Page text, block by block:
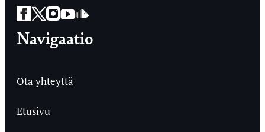
Facebook
Twitter
Instagram
YouTube
SoundCloud
Navigaatio
Ota yhteyttä
Etusivu